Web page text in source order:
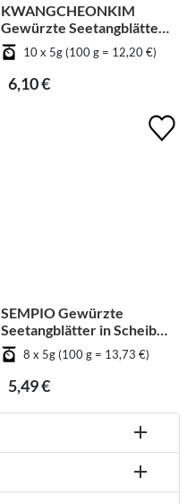
KWANGCHEONKIM
Gewürzte Seetangblätter
in Scheiben geschnitten -
Gemüse [Bündel]
10 x 5g (100 g = 12,20 €)
6,10 €
SEMPIO Gewürzte
Seetangblätter in Scheiben
geschnitten [Bündel]
8 x 5g (100 g = 13,73 €)
5,49 €